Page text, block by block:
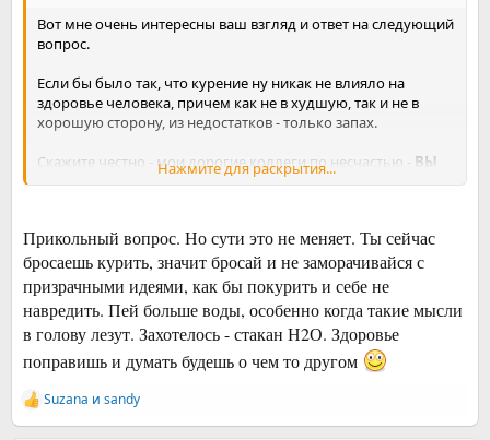
Вот мне очень интересны ваш взгляд и ответ на следующий
вопрос.
Если бы было так, что курение ну никак не влияло на
здоровье человека, причем как не в худшую, так и не в
хорошую сторону, из недостатков - только запах.
Скажите честно - мои дорогие коллеги по несчастью - ВЫ
БЫ КУРИЛИ?!
ужасный мой ответ, зато честный=)) Но я стараюсь
перенастраивать себя и перемывать себе мозги=)).
Нажмите для раскрытия...
Прикольный вопрос. Но сути это не меняет. Ты сейчас
бросаешь курить, значит бросай и не заморачивайся с
призрачными идеями, как бы покурить и себе не
навредить. Пей больше воды, особенно когда такие мысли
в голову лезут. Захотелось - стакан Н2О. Здоровье
поправишь и думать будешь о чем то другом
Р
е
Suzana и sandy